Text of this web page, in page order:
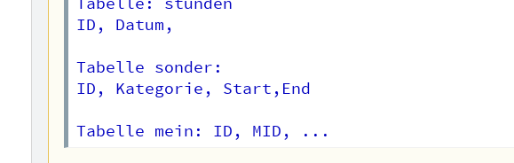
ID, Datum,
Tabelle sonder:
ID, Kategorie, Start,End